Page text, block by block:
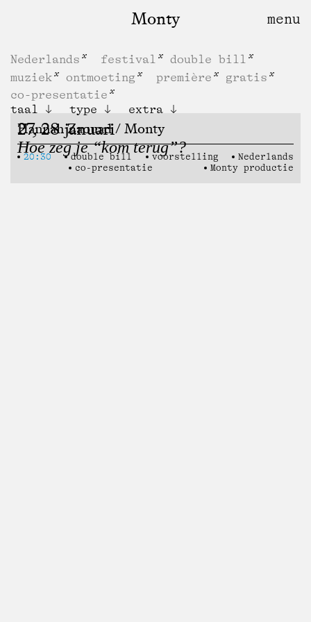
Monty
Nederlands festival
double bill
muziek
ontmoeting première
gratis
co-presentatie
taal
type extra
27, 28 januari
Hoe zeg je “kom terug”?
Hannah Zaouad / Monty
20:30 double bill voorstelling
Nederlands
co-presentatie
Monty productie